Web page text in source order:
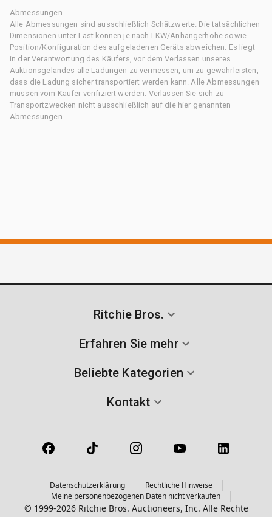
Abmessungen
Alle Abmessungen sind ausschließlich Schätzwerte. Die tatsächlichen
Dimensionen unter Last können je nach LKW/Anhängerhöhe sowie
Position/Konfiguration des aufgeladenen Geräts abweichen. Es liegt
in der Verantwortung des Käufers, vor dem Verlassen unseres
Auktionsgeländes alle Ladungen zu vermessen, um zu gewährleisten,
dass die Ladung sicher transportiert werden kann. Alle Abmessungen
müssen vom Käufer verifiziert werden. Verlassen Sie sich zu
Transportzwecken nicht ausschließlich auf die hier genannten
Abmessungen.
Ritchie Bros.
Erfahren Sie mehr
Beliebte Kategorien
Kontakt
Datenschutzerklärung
Rechtliche Hinweise
Meine personenbezogenen Daten nicht verkaufen
© 1999-2026 Ritchie Bros. Auctioneers, Inc. Alle Rechte